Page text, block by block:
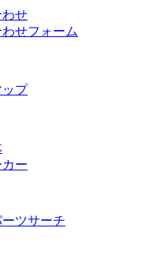
わせ
せフォーム
プ
ー
ツサーチ